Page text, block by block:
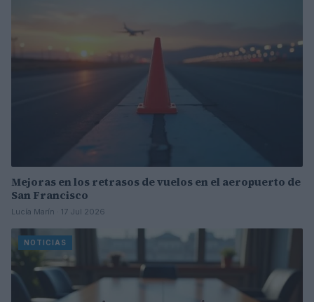
Mejoras en los retrasos de vuelos en el aeropuerto de
San Francisco
Lucía Marín · 17 Jul 2026
NOTICIAS